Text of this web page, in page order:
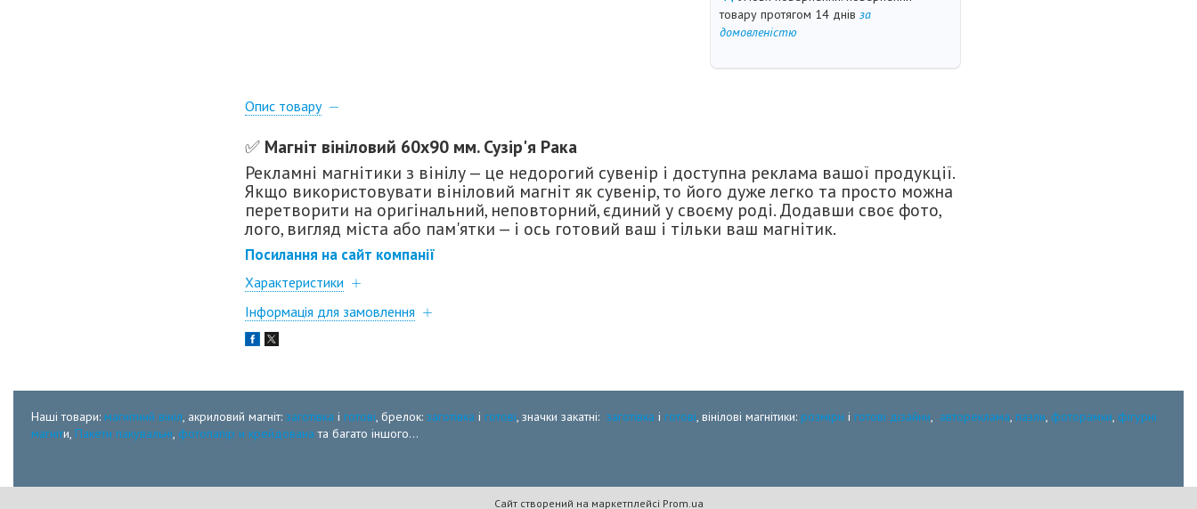
товару протягом 14 днів за
домовленістю
Опис товару
✅️ Магніт вініловий 60х90 мм. Сузір'я Рака
Рекламні магнітики з вінілу — це недорогий сувенір і доступна реклама вашої продукції.
Якщо використовувати вініловий магніт як сувенір, то його дуже легко та просто можна
перетворити на оригінальний, неповторний, єдиний у своєму роді. Додавши своє фото,
лого, вигляд міста або пам'ятки — і ось готовий ваш і тільки ваш магнітик.
Посилання на сайт компанії
Характеристики
Інформація для замовлення
Наші товари: магнітний вініл, акриловий магніт: заготівка і готові, брелок: заготівка і готові, значки закатні: заготівка і готові, вінілові магнітики: розміри і готові дізайни, автореклама, пазли, фоторамки, фігурні
магніти, Пакети пакувальні, фотопапір и крейдована та багато іншого...
Сайт створений на маркетплейсі Prom.ua